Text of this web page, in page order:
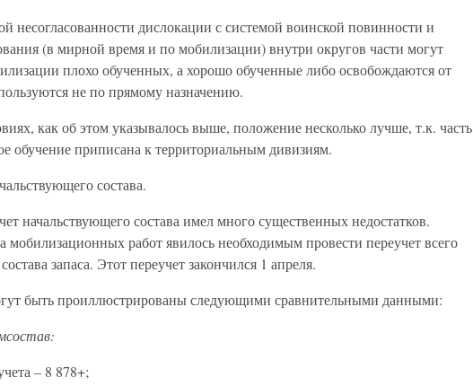
несогласованности дислокации с системой воинской повинности и
(в мирной время и по мобилизации) внутри округов части могут
плохо обученных, а хорошо обученные либо освобождаются от
не по прямому назначению.
как об этом указывалось выше, положение несколько лучше, т.к. часть
обучение приписана к территориальным дивизиям.
состава.
начальствующего состава имел много существенных недостатков.
мобилизационных работ явилось необходимым провести переучет всего
запаса. Этот переучет закончился 1 апреля.
быть проиллюстрированы следующими сравнительными данными:
– 8 878+;